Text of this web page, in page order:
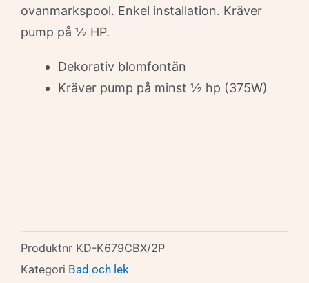
ovanmarkspool. Enkel installation. Kräver
pump på ½ HP.
Dekorativ blomfontän
Kräver pump på minst ½ hp (375W)
Produktnr KD-K679CBX/2P
Kategori Bad och lek